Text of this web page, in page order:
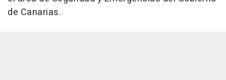
de Canarias.